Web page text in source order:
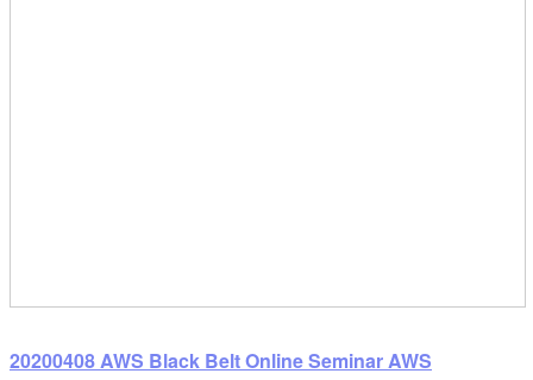
20200408 AWS Black Belt Online Seminar AWS